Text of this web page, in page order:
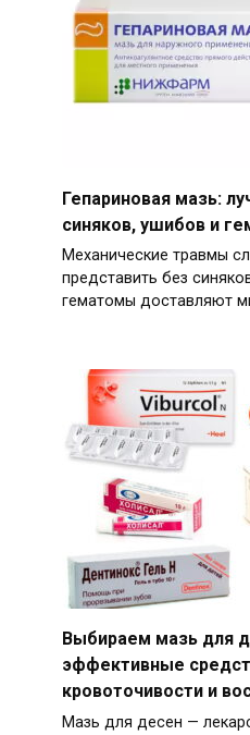
Гепариновая мазь:
синяков, ушибов и
Механические травмы
представить без
гематомы доставляют
Выбираем мазь для
эффективные
кровоточивости и
Мазь для десен —